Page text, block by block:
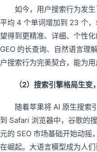
如今，用户搜索行为发
平均 4 个单词增加到 23 个
望得到更精准、详细、个性
GEO 的长查询、自然语言理
户搜索行为完美契合，能为用
（2）搜索引擎格局生变
随着苹果将 AI 原生搜索
到 Safari 浏览器中，谷歌的
元的 SEO 市场基础开始动摇
在崛起。大语言模型成为人